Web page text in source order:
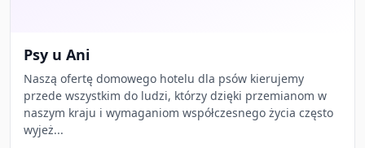
Psy u Ani
Naszą ofertę domowego hotelu dla psów kierujemy
przede wszystkim do ludzi, którzy dzięki przemianom w
naszym kraju i wymaganiom współczesnego życia często
wyjeż...